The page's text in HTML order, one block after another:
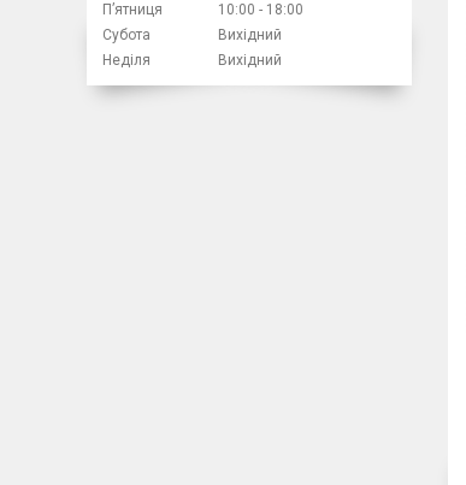
Пʼятниця
10:00
18:00
Субота
Вихідний
Неділя
Вихідний